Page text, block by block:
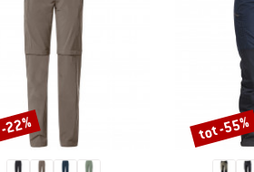
Korting
tot -55%